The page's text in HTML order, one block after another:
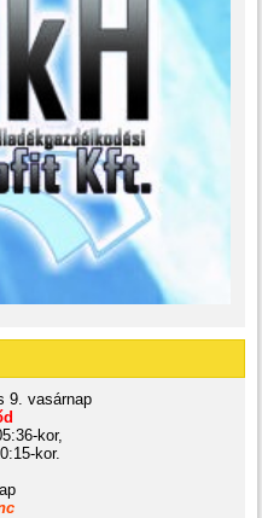
9. vasárnap
kor,
kor.